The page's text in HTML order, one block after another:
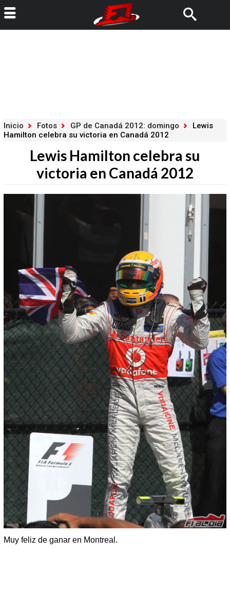
Inicio Fotos GP de Canadá 2012: domingo
Lewis
Hamilton celebra su victoria en Canadá 2012
Lewis Hamilton celebra su
victoria en Canadá 2012
Muy feliz de ganar en Montreal.